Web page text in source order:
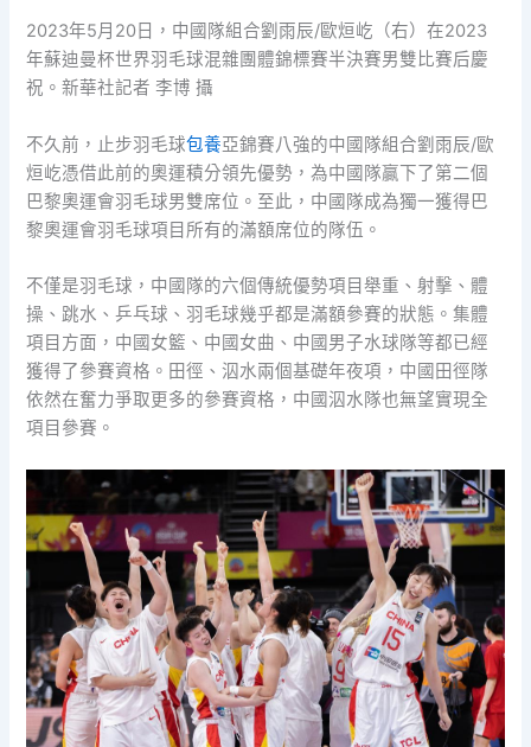
2023年5月20日，中國隊組合劉雨辰/歐烜屹（右）在2023
年蘇迪曼杯世界羽毛球混雜團體錦標賽半決賽男雙比賽后慶
祝。新華社記者 李博 攝
不久前，止步羽毛球包養亞錦賽八強的中國隊組合劉雨辰/歐
烜屹憑借此前的奧運積分領先優勢，為中國隊贏下了第二個
巴黎奧運會羽毛球男雙席位。至此，中國隊成為獨一獲得巴
黎奧運會羽毛球項目所有的滿額席位的隊伍。
不僅是羽毛球，中國隊的六個傳統優勢項目舉重、射擊、體
操、跳水、乒乓球、羽毛球幾乎都是滿額參賽的狀態。集體
項目方面，中國女籃、中國女曲、中國男子水球隊等都已經
獲得了參賽資格。田徑、泅水兩個基礎年夜項，中國田徑隊
依然在奮力爭取更多的參賽資格，中國泅水隊也無望實現全
項目參賽。